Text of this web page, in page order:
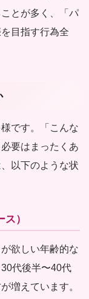
とが多く、「パ
目指す行為全
です。「こんな
要はまったくあ
以下のような状
）
欲しい年齢的な
代後半〜40代
増えています。